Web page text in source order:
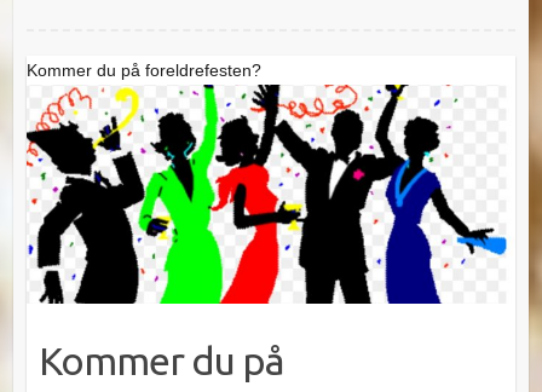
Kommer du på foreldrefesten?
Kommer du på